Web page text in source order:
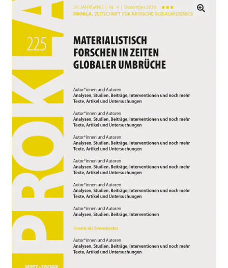
öffnen
PROKLA
Open Access
Film & Kultur
öffnen
Autor*innen
Aktuelles
Verlag
Handel
Service
öffnen
Newsletter